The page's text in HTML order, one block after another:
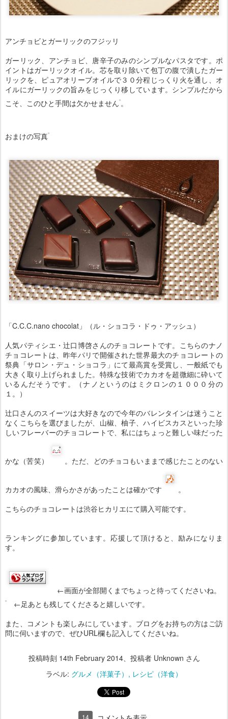
アンチョビとガーリックのフジッリ
ガーリック、アンチョビ、唐辛子のみのシンプルなパスタです。ポ
イントはガーリックオイル。芯を取り除いて包丁の腹で潰したガー
リックを、ピュアオリーブオイルで３０分程じっくり火を通し、オ
イルにガーリックの旨みをじっくり移しています。シンプルだから
こそ、このひと手間は欠かせません 。
おまけの写真
「C.C.C.nano chocolat」（ル・ショコラ・ドゥ・アッシュ）
人気パティシエ・辻口博啓さんのチョコレートです。こちらのナノ
チョコレートは、昨年パリで開催された世界最大のチョコレートの
祭典「サロン・デュ・ショコラ」にて最高賞を受賞し、一般紙でも
大きく取り上げられました。特殊な技術でカカオを超微細に砕いて
いるんだそうです。（ナノというのはミクロンの１０００分の
１。）
辻口さんのスイーツは大好きなので今年のバレンタインは迷うこと
なくこちらを選びましたが、山椒、柚子、ハイビスカスといった珍
しいフレーバーのチョコレートで、私にはちょっと難しい味だった
かな（苦笑） 。ただ、どのチョコもいままで感じたことのない
カカオの風味、滑らかさがあったことは確かです
。
こちらのチョコレートは渋谷ヒカリエにて購入可能です。
ランキングに参加しています。応援して頂けると、励みになりま
す。
←画面が全部開くまでちょっと待ってくださいね。
←足あとも残してくださると嬉しいです。
また、コメントも楽しみにしています。ブログをお持ちの方はご訪
問に伺いますので、ぜひURL欄も記入してくださいね。
投稿時刻 14th February 2014、投稿者 Unknown さん
ラベル: グルメ（洋菓子） レシピ（洋食）
14